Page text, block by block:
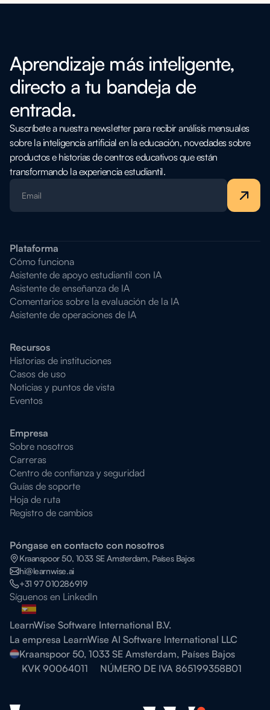
Aprendizaje más inteligente,
directo a tu bandeja de
entrada.
Suscríbete a nuestra newsletter para recibir análisis mensuales
sobre la inteligencia artificial en la educación, novedades sobre
productos e historias de centros educativos que están
transformando la experiencia estudiantil.
Plataforma
Cómo funciona
Asistente de apoyo estudiantil con IA
Asistente de enseñanza de IA
Comentarios sobre la evaluación de la IA
Asistente de operaciones de IA
Recursos
Historias de instituciones
Casos de uso
Noticias y puntos de vista
Eventos
Empresa
Sobre nosotros
Carreras
Centro de confianza y seguridad
Guías de soporte
Hoja de ruta
Registro de cambios
Póngase en contacto con nosotros
Kraanspoor 50, 1033 SE Amsterdam, Países Bajos
hi@learnwise.ai
+31 97 010286919
Síguenos en LinkedIn
LearnWise Software International B.V.
La empresa LearnWise AI Software International LLC
Kraanspoor 50, 1033 SE Amsterdam, Países Bajos
KVK 90064011
NÚMERO DE IVA 865199358B01